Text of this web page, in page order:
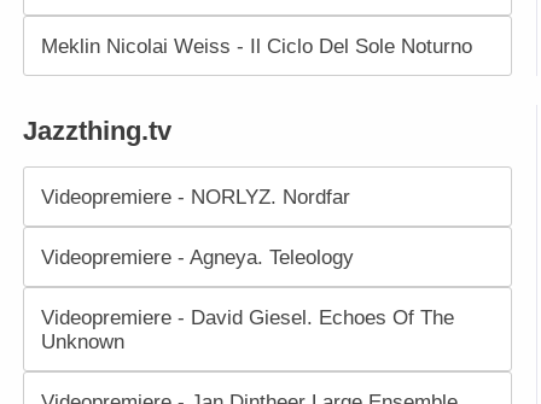
Meklin Nicolai Weiss - Il Ciclo Del Sole Noturno
Jazzthing.tv
Videopremiere - NORLYZ. Nordfar
Videopremiere - Agneya. Teleology
Videopremiere - David Giesel. Echoes Of The
Unknown